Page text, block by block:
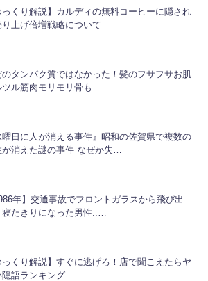
っくり解説】カルディの無料コーヒーに隠され
り上げ倍増戦略について
のタンパク質ではなかった！髪のフサフサお肌
ツル筋肉モリモリ骨も…
曜日に人が消える事件』昭和の佐賀県で複数の
が消えた謎の事件 なぜか失…
年】交通事故でフロントガラスから飛び出
寝たきりになった男性..…
っくり解説】すぐに逃げろ！店で聞こえたらヤ
隠語ランキング